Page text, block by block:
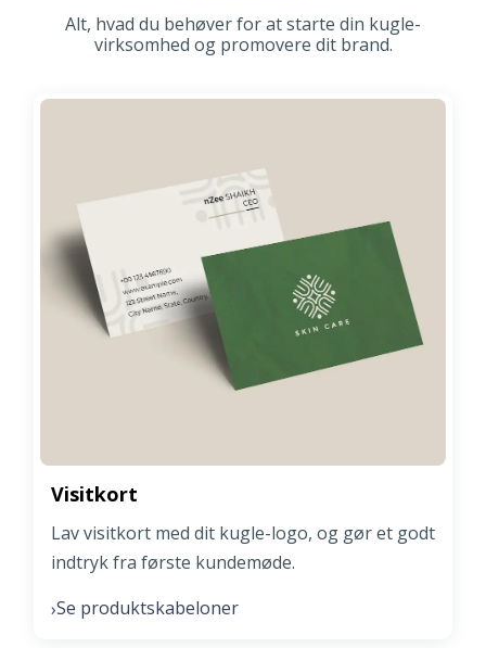
Alt, hvad du behøver for at starte din kugle-
virksomhed og promovere dit brand.
Visitkort
Lav visitkort med dit kugle-logo, og gør et godt
indtryk fra første kundemøde.
›Se produktskabeloner